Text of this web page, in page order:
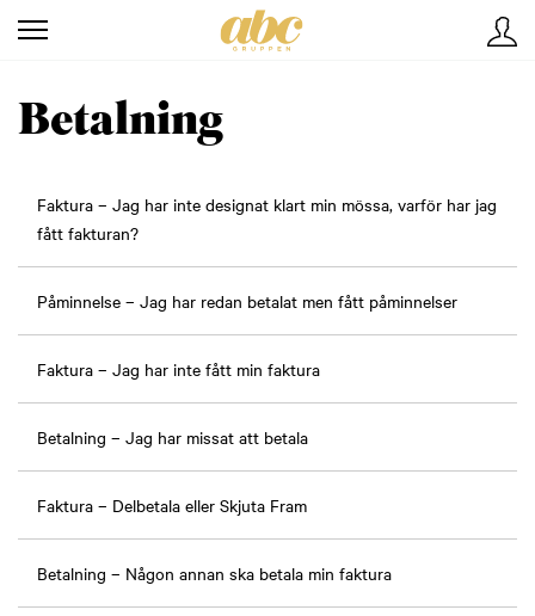
Betalning
Faktura – Jag har inte designat klart min mössa, varför har jag
fått fakturan?
Påminnelse – Jag har redan betalat men fått påminnelser
Faktura – Jag har inte fått min faktura
Betalning – Jag har missat att betala
Faktura – Delbetala eller Skjuta Fram
Betalning – Någon annan ska betala min faktura